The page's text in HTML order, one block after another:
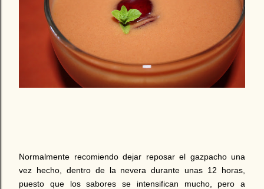
Normalmente recomiendo dejar reposar el gazpacho una
vez hecho, dentro de la nevera durante unas 12 horas,
puesto que los sabores se intensifican mucho, pero a